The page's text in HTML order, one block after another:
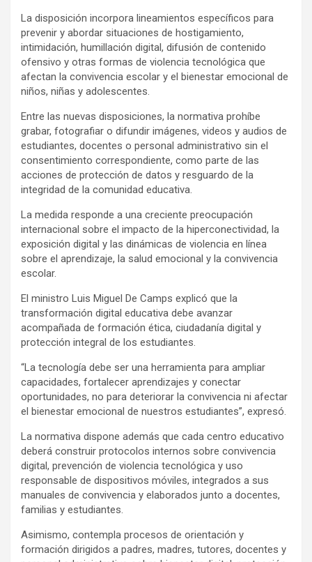
La disposición incorpora lineamientos específicos para
prevenir y abordar situaciones de hostigamiento,
intimidación, humillación digital, difusión de contenido
ofensivo y otras formas de violencia tecnológica que
afectan la convivencia escolar y el bienestar emocional de
niños, niñas y adolescentes.
Entre las nuevas disposiciones, la normativa prohíbe
grabar, fotografiar o difundir imágenes, videos y audios de
estudiantes, docentes o personal administrativo sin el
consentimiento correspondiente, como parte de las
acciones de protección de datos y resguardo de la
integridad de la comunidad educativa.
La medida responde a una creciente preocupación
internacional sobre el impacto de la hiperconectividad, la
exposición digital y las dinámicas de violencia en línea
sobre el aprendizaje, la salud emocional y la convivencia
escolar.
El ministro Luis Miguel De Camps explicó que la
transformación digital educativa debe avanzar
acompañada de formación ética, ciudadanía digital y
protección integral de los estudiantes.
“La tecnología debe ser una herramienta para ampliar
capacidades, fortalecer aprendizajes y conectar
oportunidades, no para deteriorar la convivencia ni afectar
el bienestar emocional de nuestros estudiantes”, expresó.
La normativa dispone además que cada centro educativo
deberá construir protocolos internos sobre convivencia
digital, prevención de violencia tecnológica y uso
responsable de dispositivos móviles, integrados a sus
manuales de convivencia y elaborados junto a docentes,
familias y estudiantes.
Asimismo, contempla procesos de orientación y
formación dirigidos a padres, madres, tutores, docentes y